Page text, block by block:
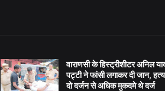
वाराणसी के हिस्ट्रीशीटर अनिल
पट्टी ने फांसी लगाकर दी जान,
दो दर्जन से अधिक मुकदमे थे दर्ज